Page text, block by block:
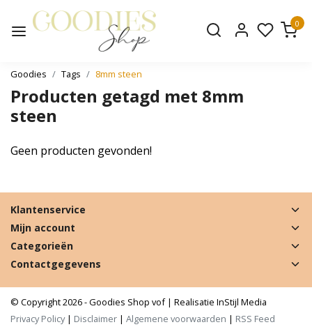
0
Goodies Tags 8mm steen
Producten getagd met 8mm
steen
Geen producten gevonden!
Klantenservice
Mijn account
Categorieën
Contactgegevens
© Copyright 2026 - Goodies Shop vof | Realisatie InStijl Media
Privacy Policy| Disclaimer | Algemene voorwaarden | RSS Feed